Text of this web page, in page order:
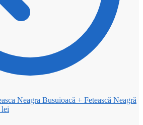
Busuioacă + Fetească Neagră
lei